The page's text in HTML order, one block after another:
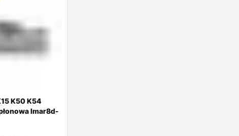
K50 K54
lmar8d-